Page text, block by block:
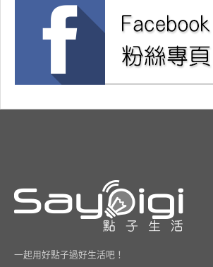
一起用好點子過好生活吧！